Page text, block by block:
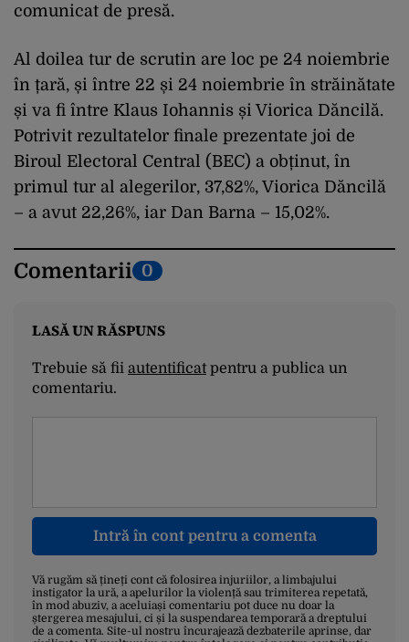
comunicat de presă.
Al doilea tur de scrutin are loc pe 24 noiembrie
în țară, și între 22 și 24 noiembrie în străinătate
și va fi între Klaus Iohannis și Viorica Dăncilă.
Potrivit rezultatelor finale prezentate joi de
Biroul Electoral Central (BEC) a obținut, în
primul tur al alegerilor, 37,82%, Viorica Dăncilă
– a avut 22,26%, iar Dan Barna – 15,02%.
Comentarii 0
LASĂ UN RĂSPUNS
Trebuie să fii autentificatpentru a publica un
comentariu.
Intră în cont pentru a comenta
Vă rugăm să țineți cont că folosirea injuriilor, a limbajului
instigator la ură, a apelurilor la violență sau trimiterea repetată,
în mod abuziv, a aceluiași comentariu pot duce nu doar la
ștergerea mesajului, ci și la suspendarea temporară a dreptului
de a comenta. Site-ul nostru încurajează dezbaterile aprinse, dar